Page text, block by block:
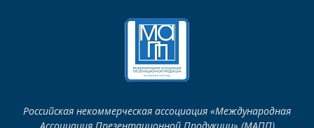
Российская некоммерческая ассоциация «Международная